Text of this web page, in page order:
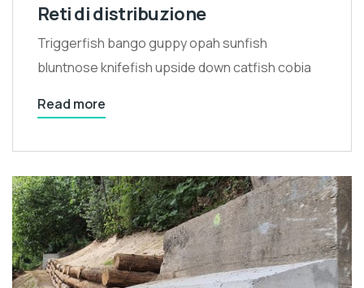
Reti di distribuzione
Triggerfish bango guppy opah sunfish
bluntnose knifefish upside down catfish cobia
Read more